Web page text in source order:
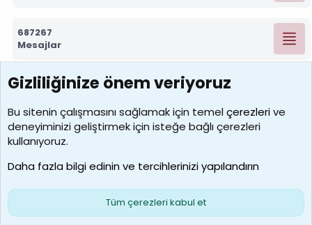
687267
Mesajlar
7388
Kullanıcılar
borabekirogluu
Son üye
Çerezler
S
Gizliliğinize önem veriyoruz
Bu sitenin çalışmasını sağlamak için temelçerezlerive
deneyiminizi geliştirmek için isteğe bağlı çerezleri
kullanıyoruz.
Daha fazla bilgi edinin ve tercihlerinizi yapılandırın
Tüm çerezleri kabul et